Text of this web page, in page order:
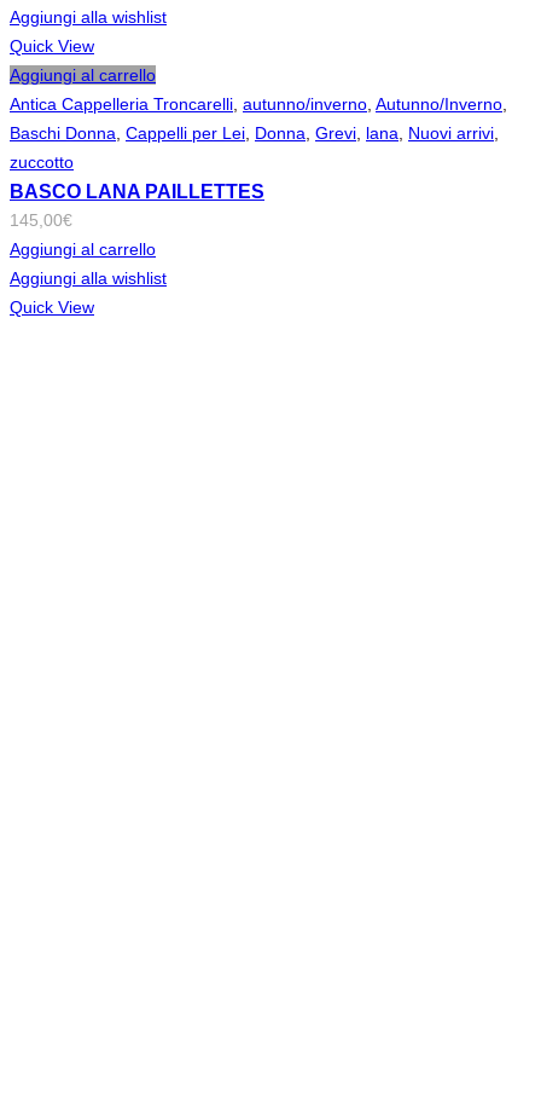
Aggiungi alla wishlist
Quick View
Aggiungi al carrello
Antica Cappelleria Troncarelli autunno/inverno Autunno/Inverno
Baschi Donna Cappelli per Lei Donna Grevi lana Nuovi arrivi
zuccotto
BASCO LANA PAILLETTES
145,00€
Aggiungi al carrello
Aggiungi alla wishlist
Quick View